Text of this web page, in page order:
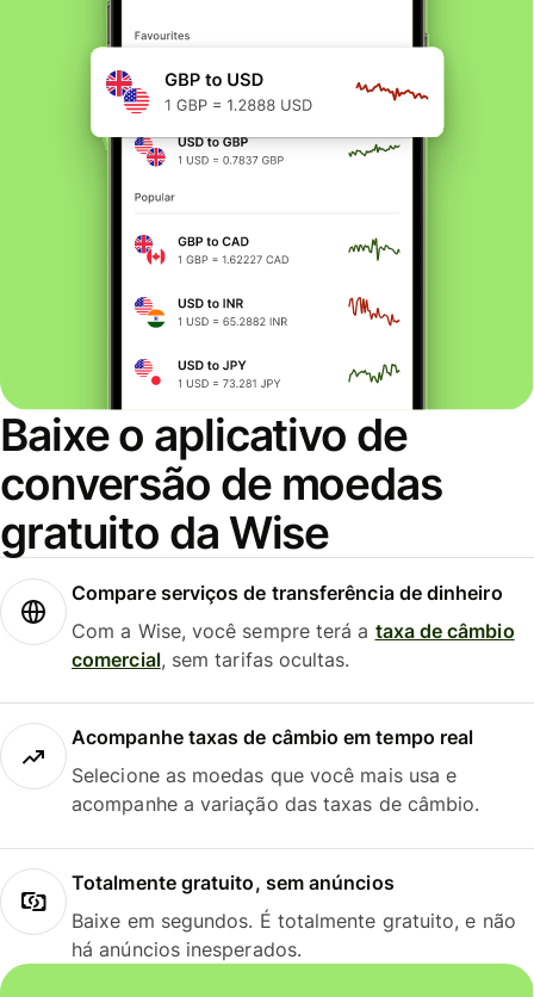
Baixe o aplicativo de
conversão de moedas
gratuito da Wise
Compare serviços de transferência de dinheiro
Com a Wise, você sempre terá a taxa de câmbio
comercial, sem tarifas ocultas.
Acompanhe taxas de câmbio em tempo real
Selecione as moedas que você mais usa e
acompanhe a variação das taxas de câmbio.
Totalmente gratuito, sem anúncios
Baixe em segundos. É totalmente gratuito, e não
há anúncios inesperados.